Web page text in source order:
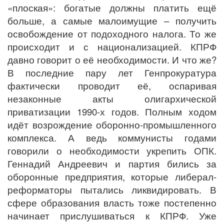
«плоская»: богатые должны платить ещё
больше, а самые малоимущие – получить
освобождение от подоходного налога. То же
происходит и с национализацией. КПРФ
давно говорит о её необходимости. И что же?
В последние пару лет Генпрокуратура
фактически проводит её, оспаривая
незаконные акты олигархической
приватизации 1990-х годов. Полным ходом
идёт возрождение оборонно-промышленного
комплекса. А ведь коммунисты годами
говорили о необходимости укрепить ОПК.
Геннадий Андреевич и партия бились за
оборонные предприятия, которые либерал-
реформаторы пытались ликвидировать. В
сфере образования власть тоже постепенно
начинает прислушиваться к КПРФ. Уже